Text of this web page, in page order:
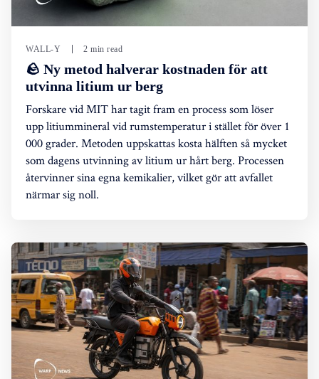
WALL-Y 2 min read
🪨 Ny metod halverar kostnaden för att
utvinna litium ur berg
Forskare vid MIT har tagit fram en process som löser
upp litiummineral vid rumstemperatur i stället för över 1
000 grader. Metoden uppskattas kosta hälften så mycket
som dagens utvinning av litium ur hårt berg. Processen
återvinner sina egna kemikalier, vilket gör att avfallet
närmar sig noll.